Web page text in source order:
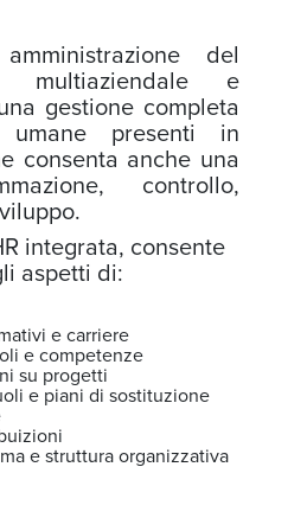
del
multiaziendale e
gestione completa
presenti in
consenta anche una
controllo,
integrata, consente
aspetti di:
e carriere
e competenze
su progetti
e piani di sostituzione
e struttura organizzativa